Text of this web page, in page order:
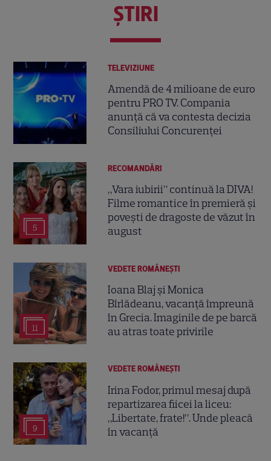
ŞTIRI
TELEVIZIUNE
Amendă de 4 milioane de euro
pentru PRO TV. Compania
anunță că va contesta decizia
Consiliului Concurenței
5
RECOMANDĂRI
„Vara iubirii” continuă la DIVA!
Filme romantice în premieră și
povești de dragoste de văzut în
august
11
VEDETE ROMÂNEŞTI
Ioana Blaj și Monica
Bîrlădeanu, vacanță împreună
în Grecia. Imaginile de pe barcă
au atras toate privirile
9
VEDETE ROMÂNEŞTI
Irina Fodor, primul mesaj după
repartizarea fiicei la liceu:
„Libertate, frate!”. Unde pleacă
în vacanță